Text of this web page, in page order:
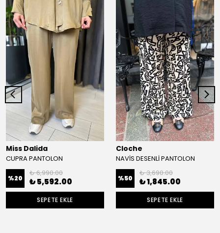
Miss Dalida
CUPRA PANTOLON
%20
₺ 6,990.00
₺ 5,592.00
SEPETE EKLE
Cloche
NAVİS DESENLİ PANTOLON
%50
₺ 3,690.00
₺ 1,845.00
SEPETE EKLE